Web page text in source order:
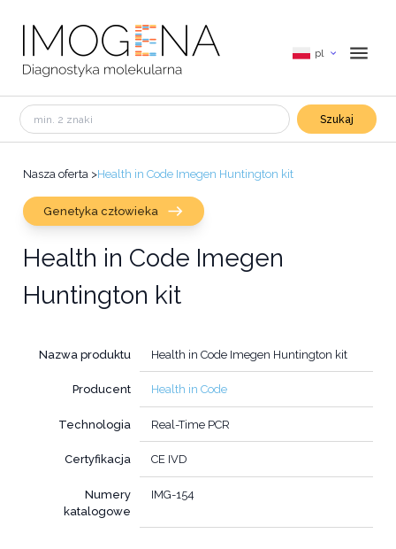
pl
Szukaj
Nasza oferta >Health in Code Imegen Huntington kit
Genetyka człowieka
Health in Code Imegen
Huntington kit
Nazwa produktu Health in Code Imegen Huntington kit
Producent Health in Code
Technologia Real-Time PCR
Certyfikacja CE IVD
Numery
katalogowe
IMG-154